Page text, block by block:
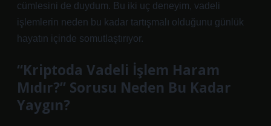
cümlesini de duydum. Bu iki uç deneyim, vadeli
işlemlerin neden bu kadar tartışmalı olduğunu günlük
hayatın içinde somutlaştırıyor.
“Kriptoda Vadeli İşlem Haram
Mıdır?” Sorusu Neden Bu Kadar
Yaygın?